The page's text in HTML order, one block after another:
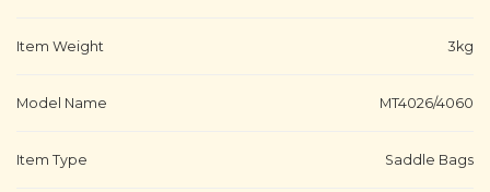
Item Weight 3kg
Model Name MT4026/4060
Item Type Saddle Bags